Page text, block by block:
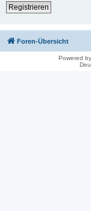
Registrieren
Foren-Übersicht
Powered by